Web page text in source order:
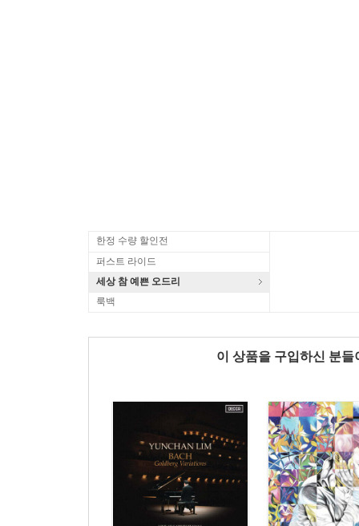
한정 수량 할인전
퍼스트 라이드
세상 참 예쁜 오드리
룩백
이 상품을 구입하신 분